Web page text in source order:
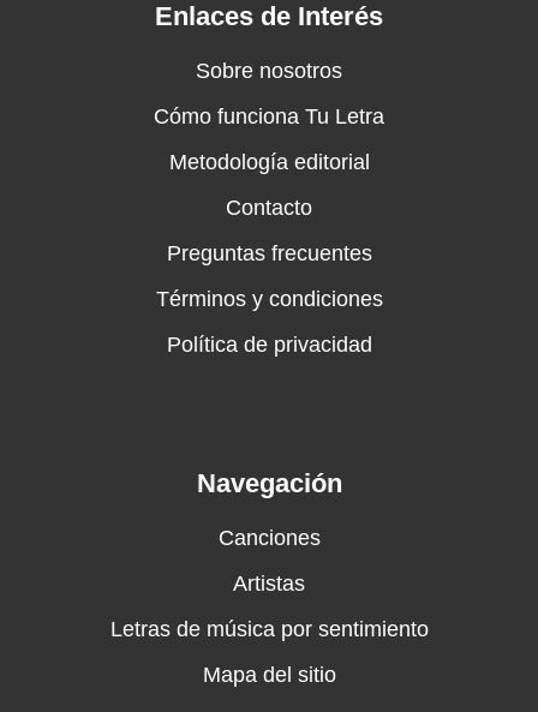
Enlaces de Interés
Sobre nosotros
Cómo funciona Tu Letra
Metodología editorial
Contacto
Preguntas frecuentes
Términos y condiciones
Política de privacidad
Navegación
Canciones
Artistas
Letras de música por sentimiento
Mapa del sitio